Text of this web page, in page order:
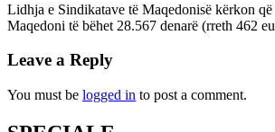
Lidhja e Sindikatave të Maqedonisë kërkon
Maqedoni të bëhet 28.567 denarë (rreth 462
Leave a Reply
You must be logged in to post a comment.